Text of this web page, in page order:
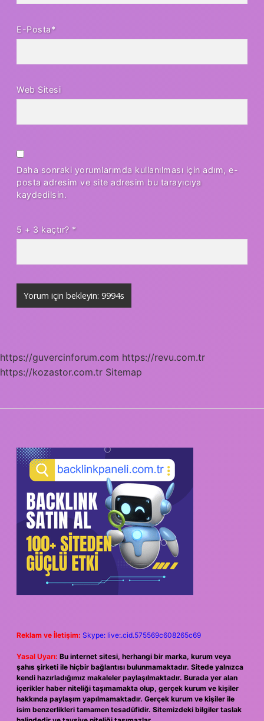
E-Posta*
Web Sitesi
Daha sonraki yorumlarımda kullanılması için adım, e-
posta adresim ve site adresim bu tarayıcıya
kaydedilsin.
5 + 3 kaçtır? *
https://guvercinforum.com https://revu.com.tr
https://kozastor.com.tr Sitemap
SIDEBAR
Reklam ve İletişim: Skype: live:.cid.575569c608265c69
Yasal Uyarı: Bu internet sitesi, herhangi bir marka, kurum veya
şahıs şirketi ile hiçbir bağlantısı bulunmamaktadır. Sitede yalnızca
kendi hazırladığımız makaleler paylaşılmaktadır. Burada yer alan
içerikler haber niteliği taşımamakta olup, gerçek kurum ve kişiler
hakkında paylaşım yapılmamaktadır. Gerçek kurum ve kişiler ile
isim benzerlikleri tamamen tesadüfidir. Sitemizdeki bilgiler taslak